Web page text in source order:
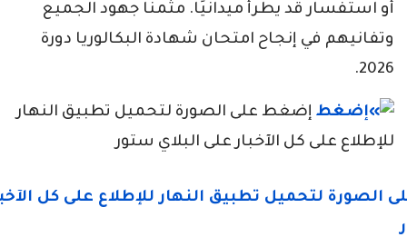
أو استفسار قد يطرأ ميدانيًا. مثمنًا جهود الجميع
وتفانيهم في إنجاح امتحان شهادة البكالوريا دورة
2026.
إضغط على الصورة لتحميل تطبيق النهار
للإطلاع على كل الآخبار على البلاي ستور